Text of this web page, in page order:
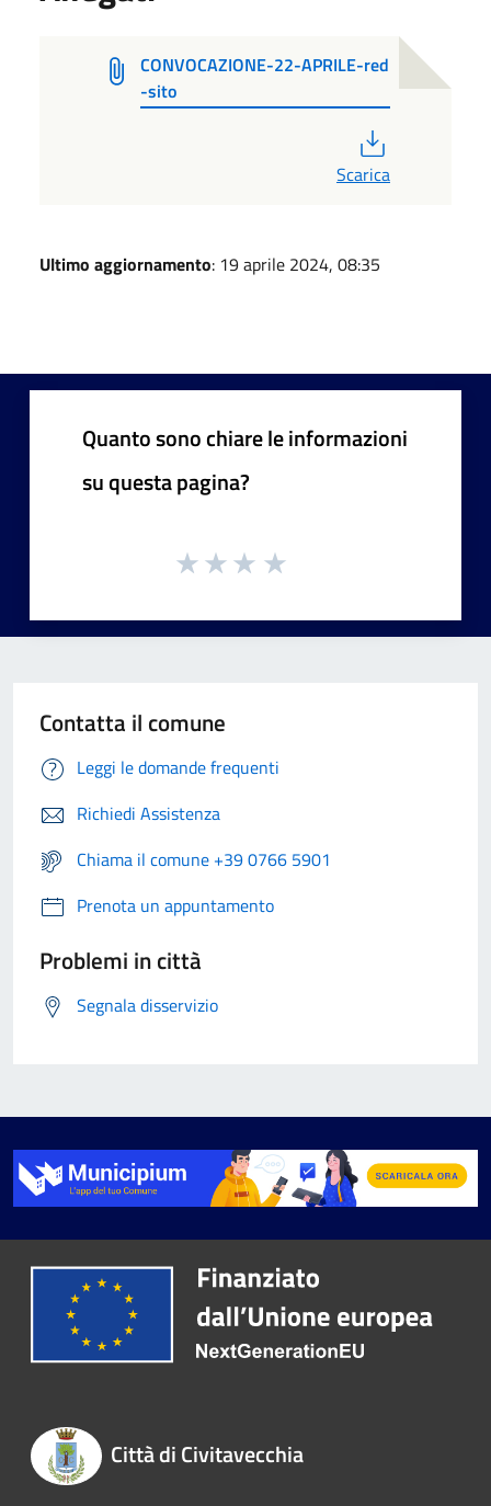
CONVOCAZIONE-22-APRILE-red
-sito
Scarica
Ultimo aggiornamento: 19 aprile 2024, 08:35
Quanto sono chiare le informazioni
su questa pagina?
Contatta il comune
Leggi le domande frequenti
Richiedi Assistenza
Chiama il comune +39 0766 5901
Prenota un appuntamento
Problemi in città
Segnala disservizio
Città di Civitavecchia